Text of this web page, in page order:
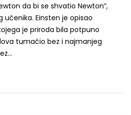
da bi se shvatio Newton“,
učenika. Einsten je opisao
je priroda bila potpuno
tumačio bez i najmanjeg